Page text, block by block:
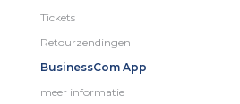
Tickets
Retourzendingen
BusinessCom App
meer informatie